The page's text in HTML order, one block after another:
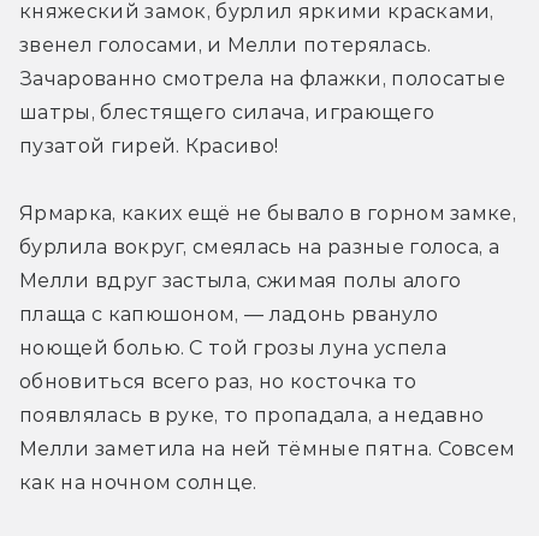
княжеский замок, бурлил яркими красками,
звенел голосами, и Мелли потерялась.
Зачарованно смотрела на флажки, полосатые
шатры, блестящего силача, играющего
пузатой гирей. Красиво!
Ярмарка, каких ещё не бывало в горном замке,
бурлила вокруг, смеялась на разные голоса, а
Мелли вдруг застыла, сжимая полы алого
плаща с капюшоном, — ладонь рвануло
ноющей болью. С той грозы луна успела
обновиться всего раз, но косточка то
появлялась в руке, то пропадала, а недавно
Мелли заметила на ней тёмные пятна. Совсем
как на ночном солнце.